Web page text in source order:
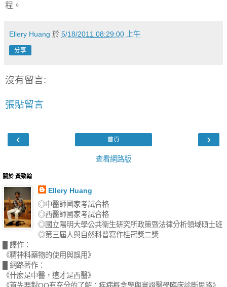
程。
Ellery Huang 於 5/18/2011 08:29:00 上午
分享
沒有留言:
張貼留言
‹ ›
首頁
查看網路版
關於 黃致翰
Ellery Huang
◎中醫師國家考試合格
◎西醫師國家考試合格
◎國立陽明大學公共衛生研究所政策暨法律分析領域碩士班
◎第三屆人與自然科普寫作桂冠獎二獎
█ 譯作：
《精神科藥物的使用與誤用》
█ 網路著作：
《什麼是中醫，這才是西醫》